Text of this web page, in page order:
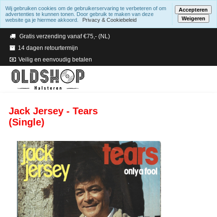
Verzending binnen 2 a 3 werkdagen
Gratis verzending vanaf €75,- (NL)
14 dagen retourtermijn
Veilig en eenvoudig betalen
Jack Jersey - Tears
(Single)
Wij gebruiken cookies om de gebruikerservaring te verbeteren of om
advertenties te kunnen tonen. Door gebruik te maken van deze
website ga je hiermee akkoord.
Privacy & Cookiebeleid
Accepteren
Weigeren